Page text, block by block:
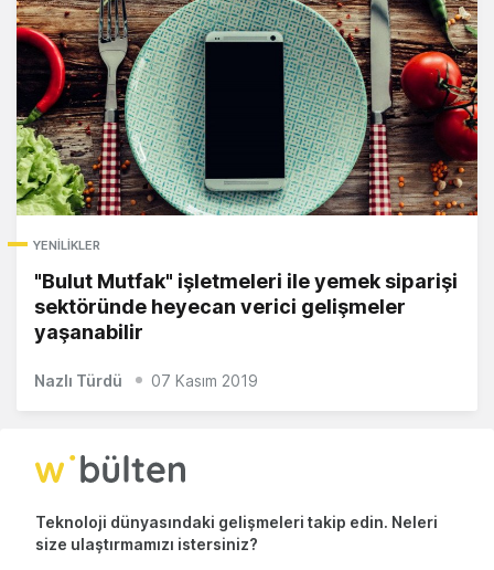
YENILIKLER
"Bulut Mutfak" işletmeleri ile yemek siparişi
sektöründe heyecan verici gelişmeler
yaşanabilir
Nazlı Türdü 07 Kasım 2019
Teknoloji dünyasındaki gelişmeleri takip edin. Neleri
size ulaştırmamızı istersiniz?